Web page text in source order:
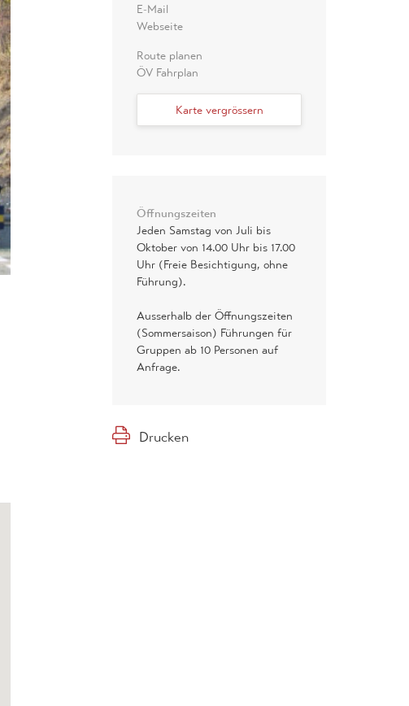
E-Mail
Webseite
Route planen
ÖV Fahrplan
Karte vergrössern
Öffnungszeiten
Jeden Samstag von Juli bis
Oktober von 14.00 Uhr bis 17.00
Uhr (Freie Besichtigung, ohne
Führung).
Ausserhalb der Öffnungszeiten
(Sommersaison) Führungen für
Gruppen ab 10 Personen auf
Anfrage.
Drucken